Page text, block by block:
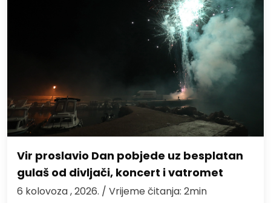
Vir proslavio Dan pobjede uz besplatan
gulaš od divljači, koncert i vatromet
6 kolovoza , 2026. / Vrijeme čitanja: 2min